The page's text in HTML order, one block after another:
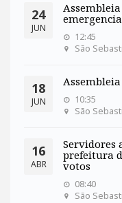
24
JUN
12:45
São
18
JUN
10:35
São
16
ABR
Servidores
prefeitura
votos
08:40
São